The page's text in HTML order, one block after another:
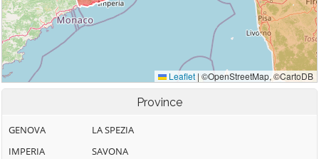
Province
GENOVA
IMPERIA
LA SPEZIA
SAVONA